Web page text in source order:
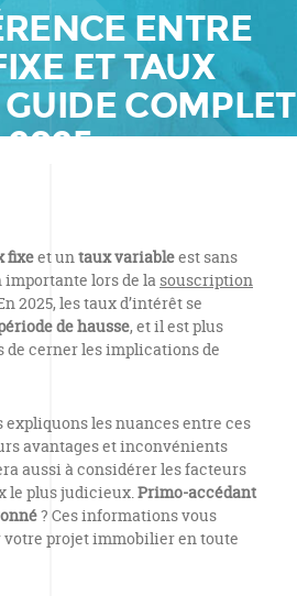
ENTRE
ET TAUX
COMPLET
2025
fixeet untaux variableest sans
lors de la souscription
2025, les taux d’intérêt se
de hausse, et il est plus
de cerner les implications de
expliquons les nuances entre ces
avantages et inconvénients
aussi à considérer les facteurs
le plus judicieux.Primo-accédant
? Ces informations vous
votre projet immobilier en toute